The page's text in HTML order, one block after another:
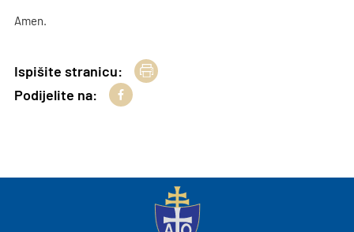
Amen.
Ispišite stranicu:
Podijelite na: